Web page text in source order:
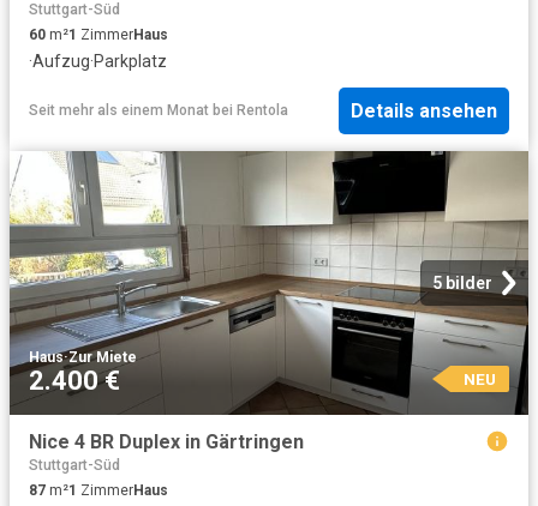
Stuttgart-Süd
60 m²1 ZimmerHaus
·Aufzug·Parkplatz
Seit mehr als einem Monat bei Rentola Details ansehen
5 bilder
Haus·Zur Miete
2.400 € NEU
Nice 4 BR Duplex in Gärtringen
Stuttgart-Süd
87 m²1 ZimmerHaus